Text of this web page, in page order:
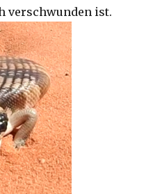
verschwunden ist.